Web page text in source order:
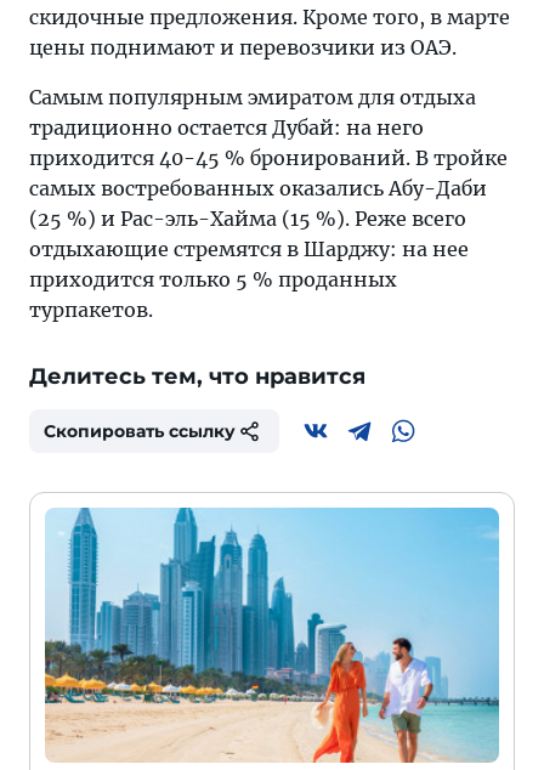
скидочные предложения. Кроме того, в марте
цены поднимают и перевозчики из ОАЭ.
Самым популярным эмиратом для отдыха
традиционно остается Дубай: на него
приходится 40-45 % бронирований. В тройке
самых востребованных оказались Абу-Даби
(25 %) и Рас-эль-Хайма (15 %). Реже всего
отдыхающие стремятся в Шарджу: на нее
приходится только 5 % проданных
турпакетов.
Делитесь тем, что нравится
Скопировать ссылку